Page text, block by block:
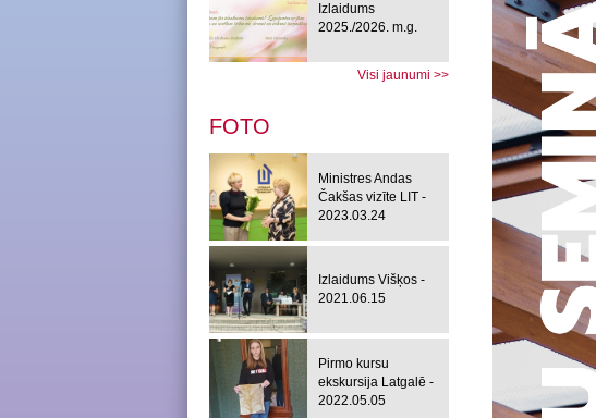
Izlaidums
2025./2026. m.g.
Visi jaunumi >>
FOTO
Ministres Andas
Čakšas vizīte LIT -
2023.03.24
Izlaidums Višķos -
2021.06.15
Pirmo kursu
ekskursija Latgalē -
2022.05.05